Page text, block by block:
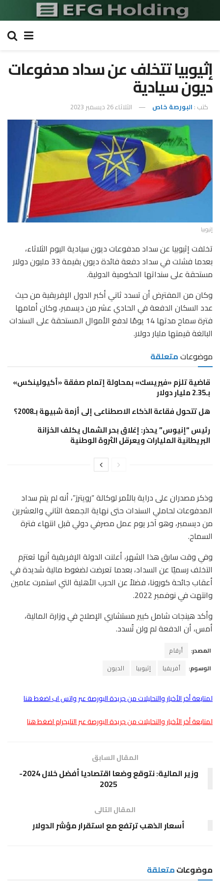
إثيوبيا تتخلف عن سداد مدفوعات
ديون سيادية
كتب : البورصة خاص الثلاثاء 26 ديسمبر 2023
إثيوبيا
تخلفت إثيوبيا عن سداد مدفوعات ديون سيادية اليوم الثلاثاء،
بعدما فشلت في سداد دفعة فائدة ديون بقيمة 33 مليون دولار
مستحقة على سنداتها الحكومية الدولية.
وكان من المفترض أن تسدد ثاني أكبر الدول الإفريقية من حيث
عدد السكان الدفعة في الحادي عشر من ديسمبر، وكان أمامها
فترة سماح مدتها 14 يومًا لدفع الأموال المستحقة على السندات
البالغة قيمتها مليار دولار.
موضوعاتمتعلقة
قاضية تلزم «فيريسك» بمحاولة إتمام صفقة «أكيولينكس»
بـ2.35 مليار دولار
هل تتحول فقاعة الذكاء الاصطناعى إلى أزمة شبيهة بـ2008؟
رئيس “إنيوس” يحذر: إغلاق بحر الشمال يكلف الخزانة
البريطانية المليارات ويعرقل الثروة الوطنية
وذكر مصدران على دراية بالأمر لوكالة “رويترز”، أنه لم يتم سداد
المدفوعات لحاملي السندات حتى نهاية الجمعة الثاني والعشرين
من ديسمبر، وهو آخر يوم عمل مصرفي دولي قبل انتهاء فترة
السماح.
وفي وقت سابق هذا الشهر، أعلنت الدولة الإفريقية أنها تعتزم
التخلف رسميًا عن السداد، بعدما تعرضت لضغوط مالية شديدة في
أعقاب جائحة كورونا، فضلاً عن الحرب الأهلية التي استمرت عامين
وانتهت في نوفمبر 2022.
وأكد هينجات شامل كبير مستشاري الإصلاح في وزارة المالية،
أمس، أن الدفعة لم ولن تُسدد.
المصدر:
أرقام
الوسوم:
أفريقيا إثيوبيا الديون
لمتابعة أخر الأخبار والتحليلات من جريدة البورصة عبر واتس اب اضغط هنا
لمتابعة أخر الأخبار والتحليلات من جريدة البورصة عبر التليجرام اضغط هنا
المقال السابق
وزير المالية: نتوقع وضعا اقتصاديا أفضل خلال 2024-
2025
المقال التالى
أسعار الذهب ترتفع مع استقرار مؤشر الدولار
موضوعاتمتعلقة